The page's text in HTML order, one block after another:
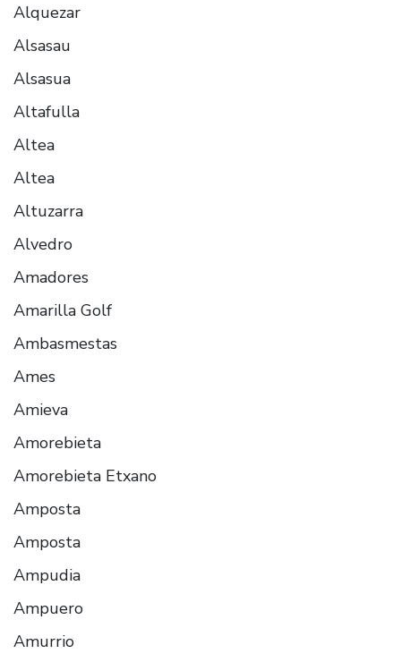
Alquezar
Alsasau
Alsasua
Altafulla
Altea
Altea
Altuzarra
Alvedro
Amadores
Amarilla Golf
Ambasmestas
Ames
Amieva
Amorebieta
Amorebieta Etxano
Amposta
Amposta
Ampudia
Ampuero
Amurrio